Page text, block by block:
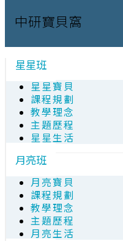
中研寶貝窩
星星班
星星寶貝
課程規劃
教學理念
主題歷程
星星生活
月亮班
月亮寶貝
課程規劃
教學理念
主題歷程
月亮生活